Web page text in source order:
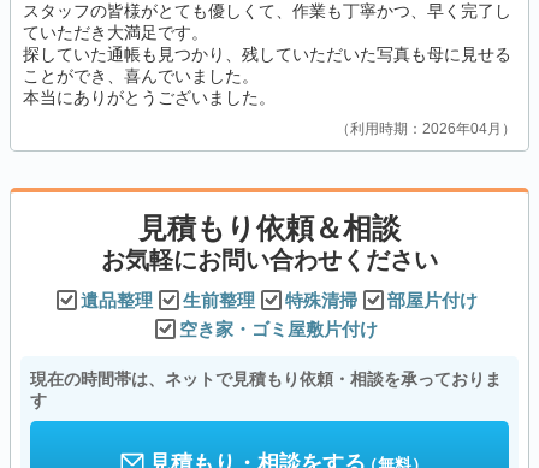
スタッフの皆様がとても優しくて、作業も丁寧かつ、早く完了し
ていただき大満足です。
探していた通帳も見つかり、残していただいた写真も母に見せる
ことができ、喜んでいました。
本当にありがとうございました。
利用時期：2026年04月
見積もり依頼＆相談
お気軽にお問い合わせください
遺品整理 生前整理 特殊清掃
部屋片付け
空き家・ゴミ屋敷片付け
現在の時間帯は、ネットで見積もり依頼・相談を承っておりま
す
見積もり・相談をする